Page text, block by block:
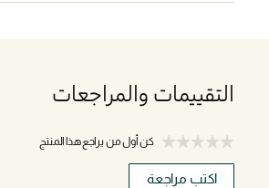
التقييمات والمراجعات
كن أول من يراجع هذا المنتج
اكتب مراجعة